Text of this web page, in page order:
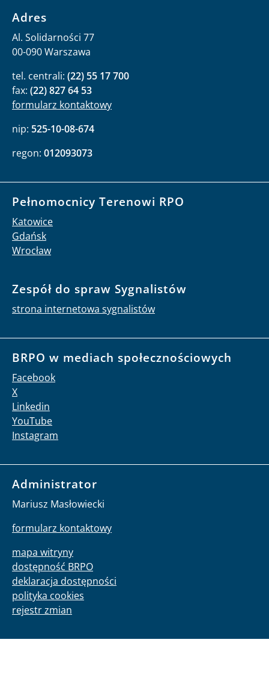
Adres
Al. Solidarności 77
00-090 Warszawa
tel. centrali: (22) 55 17 700
fax: (22) 827 64 53
formularz kontaktowy
nip: 525-10-08-674
regon: 012093073
Pełnomocnicy Terenowi RPO
Katowice
Gdańsk
Wrocław
Zespół do spraw Sygnalistów
strona internetowa sygnalistów
BRPO w mediach społecznościowych
Facebook
X
Linkedin
YouTube
Instagram
Administrator
Mariusz Masłowiecki
formularz kontaktowy
mapa witryny
dostępność BRPO
deklaracja dostępności
polityka cookies
rejestr zmian